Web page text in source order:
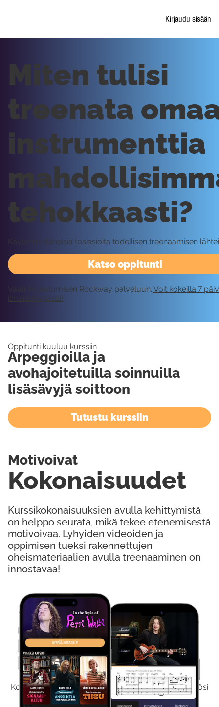
Kirjaudu sisään
Kokeile Ilmaiseksi
Kokeilemalla ilmaiseksi saat koko sisältömme käyttöösi
viikon ajaksi.
Katso oppitunti
Miten tulisi
treenata
instrumenttia
tehokkaasti?
Käytännönläheisiä tosiasioita todellisen treenaamisen
Vaatii kirjautumisen Rockway palveluun. Voit kokeilla 7
ilmaiseksi tästä!
Oppitunti kuuluu kurssiin
Arpeggioilla ja
avohajoitetuilla soinnuilla
lisäsävyjä soittoon
Tutustu kurssiin
Kurssikokonaisuuksien avulla kehittymistä
on helppo seurata, mikä tekee etenemisestä
motivoivaa. Lyhyiden videoiden ja
oppimisen tueksi rakennettujen
oheismateriaalien avulla treenaaminen on
innostavaa!
Kokonaisuudet
Motivoivat